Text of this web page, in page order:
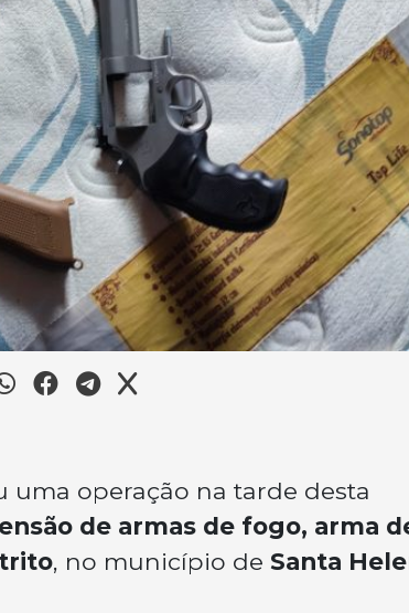
uma operação na tarde desta
de armas de fogo, arma
, no município de Santa